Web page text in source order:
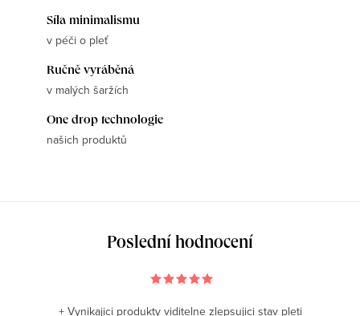
Síla minimalismu
v péči o pleť
Ručně vyráběná
v malých šaržích
One drop technologie
našich produktů
Poslední hodnocení
+ Vynikajici produkty viditelne zlepsujici stav pleti